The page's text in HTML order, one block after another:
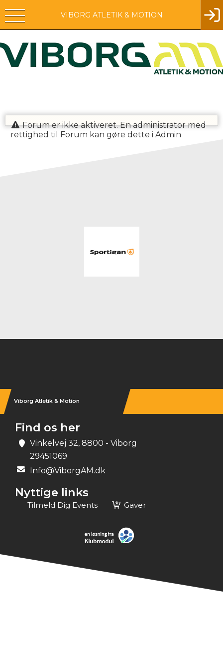
VIBORG ATLETIK & MOTION
Forum er ikke aktiveret. En administrator med
rettighed til Forum kan gøre dette i Admin
Viborg Atletik & Motion
Find os her
Vinkelvej 32, 8800 - Viborg
29451069
Info@ViborgAM.dk
Nyttige links
Tilmeld Dig Events Gaver